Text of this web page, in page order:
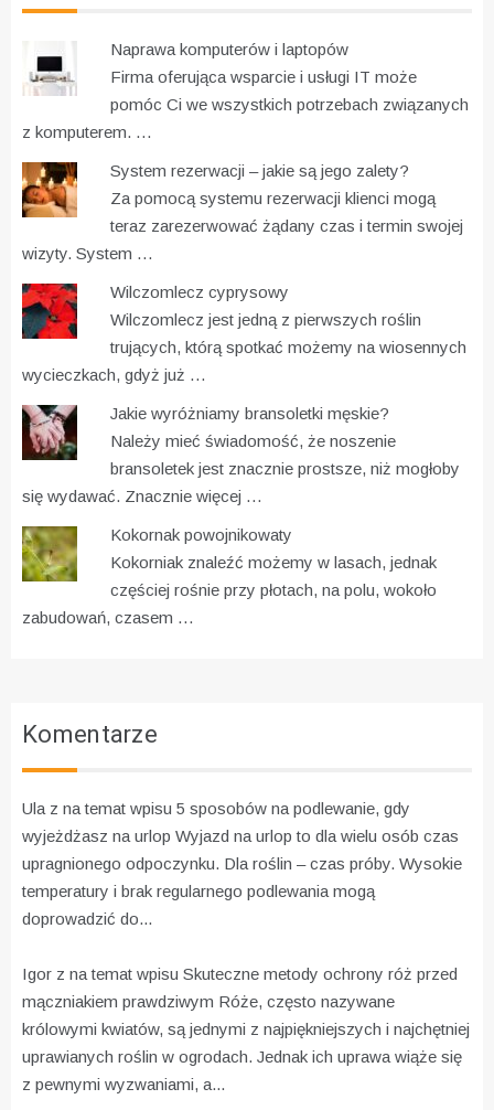
Naprawa komputerów i laptopów
Firma oferująca wsparcie i usługi IT może
pomóc Ci we wszystkich potrzebach związanych
z komputerem. …
System rezerwacji – jakie są jego zalety?
Za pomocą systemu rezerwacji klienci mogą
teraz zarezerwować żądany czas i termin swojej
wizyty. System …
Wilczomlecz cyprysowy
Wilczomlecz jest jedną z pierwszych roślin
trujących, którą spotkać możemy na wiosennych
wycieczkach, gdyż już …
Jakie wyróżniamy bransoletki męskie?
Należy mieć świadomość, że noszenie
bransoletek jest znacznie prostsze, niż mogłoby
się wydawać. Znacznie więcej …
Kokornak powojnikowaty
Kokorniak znaleźć możemy w lasach, jednak
częściej rośnie przy płotach, na polu, wokoło
zabudowań, czasem …
Komentarze
Ula z na temat wpisu 5 sposobów na podlewanie, gdy
wyjeżdżasz na urlop Wyjazd na urlop to dla wielu osób czas
upragnionego odpoczynku. Dla roślin – czas próby. Wysokie
temperatury i brak regularnego podlewania mogą
doprowadzić do...
Igor z na temat wpisu Skuteczne metody ochrony róż przed
mączniakiem prawdziwym Róże, często nazywane
królowymi kwiatów, są jednymi z najpiękniejszych i najchętniej
uprawianych roślin w ogrodach. Jednak ich uprawa wiąże się
z pewnymi wyzwaniami, a...